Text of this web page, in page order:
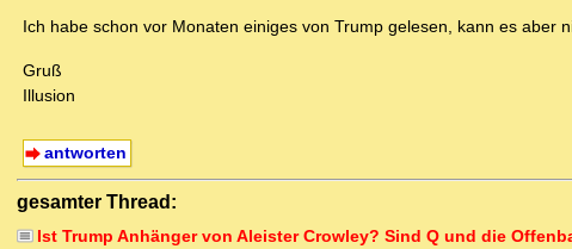
Ich habe schon vor Monaten einiges von Trump gelesen, kann es aber
Gruß
Illusion
antworten
gesamter Thread:
Ist Trump Anhänger von Aleister Crowley? Sind Q und die